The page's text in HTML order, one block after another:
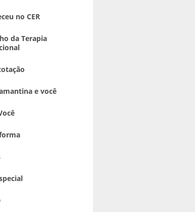
no CER
da Terapia
e você